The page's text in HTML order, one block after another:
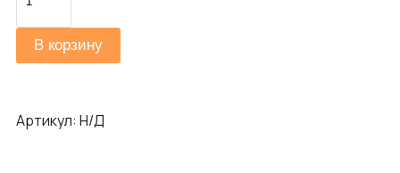
товара
Граффити-1
Инсайд
В корзину
Артикул: Н/Д